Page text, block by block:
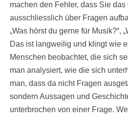
machen den Fehler, dass Sie das
ausschliesslich über Fragen
„Was hörst du gerne für Musik?“,
Das ist langweilig und klingt wie
Menschen beobachtet, die sich
man analysiert, wie die sich
man, dass da nicht Fragen
sondern Aussagen und
unterbrochen von einer Frage.